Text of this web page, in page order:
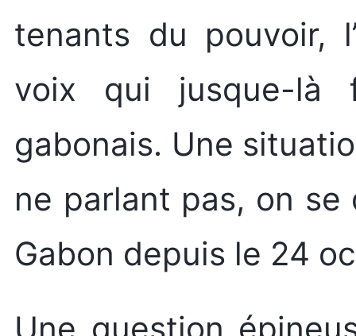
tenants du pouvoir,
voix qui jusque-là
gabonais. Une
ne parlant pas, on
Gabon depuis le 24